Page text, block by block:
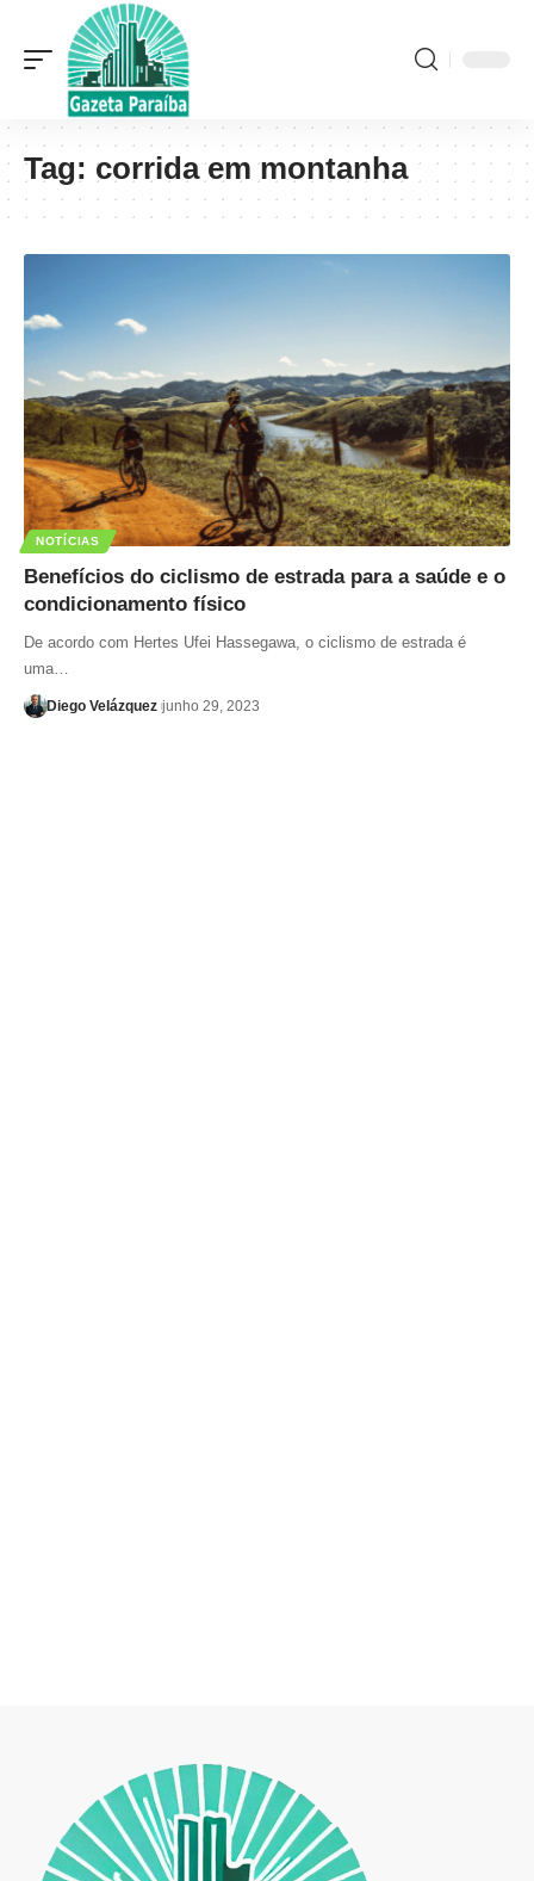
Tag: corrida em montanha
NOTÍCIAS
Benefícios do ciclismo de estrada para a saúde e o
condicionamento físico
De acordo com Hertes Ufei Hassegawa, o ciclismo de estrada é
uma…
Diego Velázquez junho 29, 2023